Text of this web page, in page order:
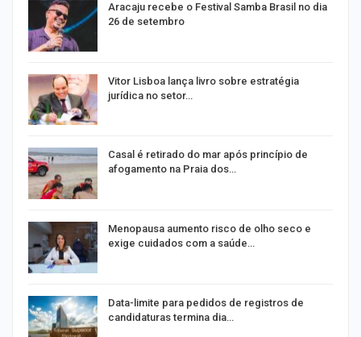
Aracaju recebe o Festival Samba Brasil no dia
26 de setembro
Vitor Lisboa lança livro sobre estratégia
jurídica no setor…
Casal é retirado do mar após princípio de
afogamento na Praia dos…
Menopausa aumento risco de olho seco e
exige cuidados com a saúde…
Data-limite para pedidos de registros de
candidaturas termina dia…